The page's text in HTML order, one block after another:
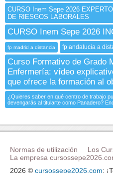
CURSO Inem Sepe 2026
DE RIESGOS LABORALES
CURSO Inem Sepe 2026
fp madrid a distancia fp andalucia a
Curso Formativo de Grado
Enfermería: vídeo
que ofrece la formación al
¿Quieres saber en qué centro de trabajo
devengarás al titularte como Panadero?
Normas de utilización
Los
La empresa
2026 © cursossepe2026.com: